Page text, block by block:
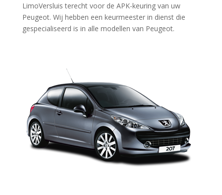
LimoVersluis terecht voor de APK-keuring van uw
Peugeot. Wij hebben een keurmeester in dienst die
gespecialiseerd is in alle modellen van Peugeot.